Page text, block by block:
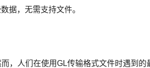
据，无需支持文件。
，人们在使用GL传输格式文件时遇到的